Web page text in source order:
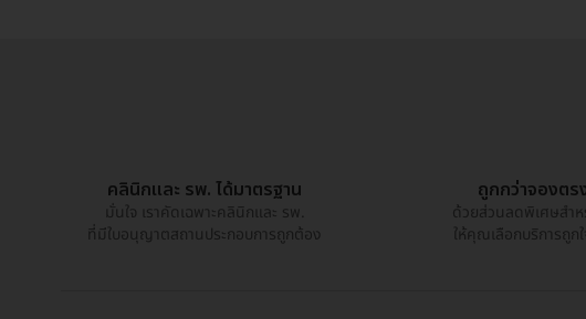
คลินิกและ รพ. ได้มาตรฐาน
มั่นใจ เราคัดเฉพาะคลินิกและ รพ.
ที่มีใบอนุญาตสถานประกอบการถูกต้อง
ถูกกว่าจองตร
ด้วยส่วนลดพิเศษสำห
ให้คุณเลือกบริการถูก